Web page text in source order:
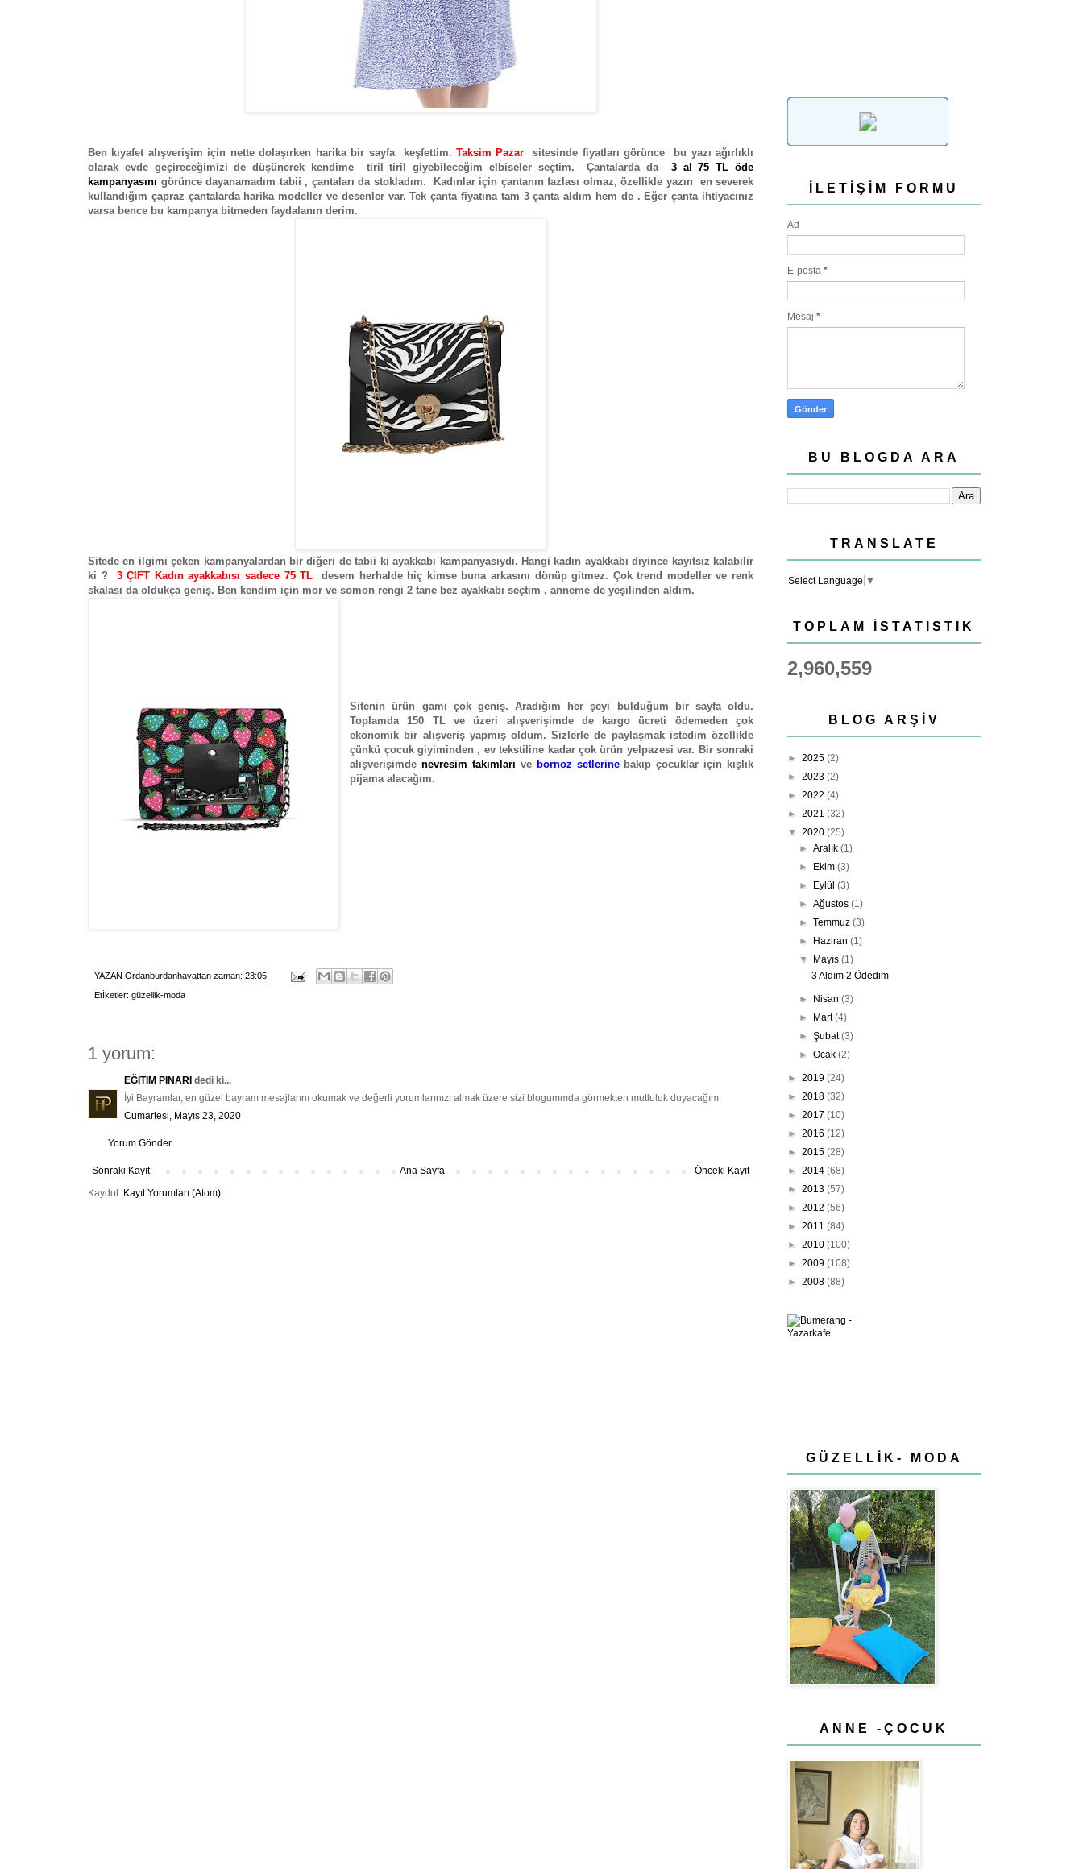
Ben kıyafet alışverişim için nette dolaşırken harika bir sayfa keşfettim. Taksim Pazar
sitesinde fiyatları görünce bu yazı ağırlıklı
olarak evde geçireceğimizi de düşünerek kendime tiril tiril giyebileceğim elbiseler seçtim. Çantalarda da 3 al 75 TL öde
kampanyasını görünce dayanamadım tabii , çantaları da stokladım. Kadınlar için çantanın fazlası olmaz, özellikle yazın en severek
kullandığım çapraz çantalarda harika modeller ve desenler var. Tek çanta fiyatına tam 3 çanta aldım hem de . Eğer çanta ihtiyacınız
varsa bence bu kampanya bitmeden faydalanın derim.
Sitede en ilgimi çeken kampanyalardan bir diğeri de tabii ki ayakkabı kampanyasıydı. Hangi kadın ayakkabı diyince kayıtsız kalabilir
ki ? 3 ÇİFT Kadın ayakkabısı sadece 75 TL
desem herhalde hiç kimse buna arkasını dönüp gitmez. Çok trend modeller ve renk
skalası da oldukça geniş. Ben kendim için mor ve somon rengi 2 tane bez ayakkabı seçtim , anneme de yeşilinden aldım.
Sitenin ürün gamı çok geniş. Aradığım her şeyi bulduğum bir sayfa oldu.
Toplamda 150 TL ve üzeri alışverişimde de kargo ücreti ödemeden çok
ekonomik bir alışveriş yapmış oldum. Sizlerle de paylaşmak istedim özellikle
çünkü çocuk giyiminden , ev tekstiline kadar çok ürün yelpazesi var. Bir sonraki
alışverişimdenevresim takımları ve bornoz setlerine bakıp çocuklar için kışlık
pijama alacağım.
YAZAN Ordanburdanhayattan zaman: 23:05
Etİketler: güzellik-moda
1 yorum:
EĞİTİM PINARI dedi ki...
İyi Bayramlar, en güzel bayram mesajlarını okumak ve değerli yorumlarınızı almak üzere sizi blogummda görmekten mutluluk duyacağım.
Cumartesi, Mayıs 23, 2020
Yorum Gönder
Sonraki Kayıt Önceki Kayıt
Ana Sayfa
Kaydol: Kayıt Yorumları (Atom)
İLETIŞIM FORMU
Ad
E-posta *
Mesaj *
BU BLOGDA ARA
TRANSLATE
Select Language ▼
TOPLAM İSTATISTIK
2,960,559
BLOG ARŞIV
► 2025 (2)
► 2023 (2)
► 2022 (4)
► 2021 (32)
▼ 2020 (25)
►Aralık(1)
► Ekim(3)
► Eylül(3)
►Ağustos(1)
►Temmuz(3)
► Haziran(1)
▼ Mayıs(1)
3 Aldım 2 Ödedim
► Nisan(3)
► Mart(4)
►Şubat(3)
►Ocak(2)
► 2019 (24)
► 2018 (32)
► 2017 (10)
► 2016 (12)
► 2015 (28)
► 2014 (68)
► 2013 (57)
► 2012 (56)
► 2011 (84)
► 2010 (100)
► 2009 (108)
► 2008 (88)
GÜZELLİK- MODA
ANNE -ÇOCUK